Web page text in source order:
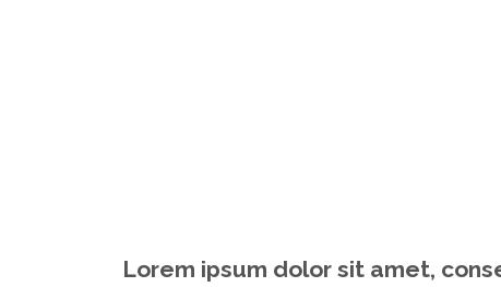
Lorem ipsum dolor sit amet,